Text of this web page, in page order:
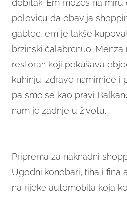
dobitak. Em možeš na
polovicu da obavlja
gablec, em je lakše
brzinski ćalabrcnuo.
restoran koji pokušava
kuhinju, zdrave namirnice i
pa smo se kao pravi
nam je zadnje u životu.
Priprema za naknadni
Ugodni konobari, tiha i fina
na rijeke automobila koja